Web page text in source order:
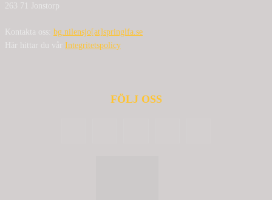
263 71 Jonstorp
Kontakta oss: bg.nilensjo[at]springlfa.se
Här hittar du vår Integritetspolicy
FÖLJ OSS